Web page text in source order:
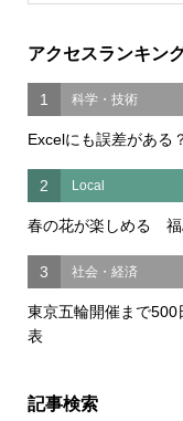
アクセスランキン
1 科学・技術
Excelにも誤差がある
2 Local
春の花が楽しめる 福
3 社会・経済
東京五輪開催まで
表
記事検索